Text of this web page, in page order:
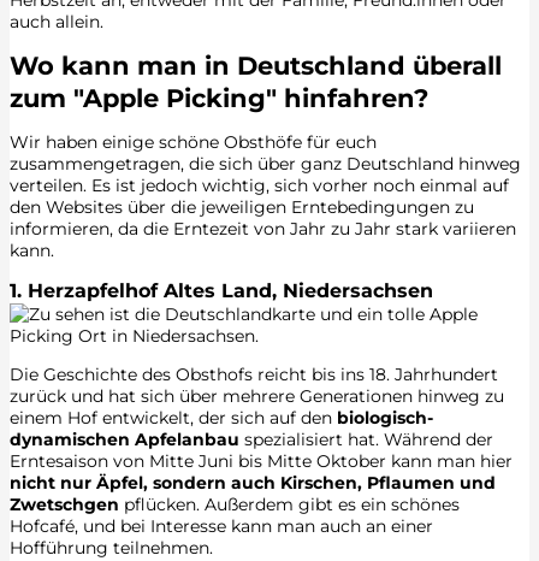
auch allein.
Wo kann man in Deutschland überall
zum "Apple Picking" hinfahren?
Wir haben einige schöne Obsthöfe für euch
zusammengetragen, die sich über ganz Deutschland hinweg
verteilen. Es ist jedoch wichtig, sich vorher noch einmal auf
den Websites über die jeweiligen Erntebedingungen zu
informieren, da die Erntezeit von Jahr zu Jahr stark variieren
kann.
1. Herzapfelhof Altes Land, Niedersachsen
Die Geschichte des Obsthofs reicht bis ins 18. Jahrhundert
zurück und hat sich über mehrere Generationen hinweg zu
einem Hof entwickelt, der sich auf den biologisch-
dynamischen Apfelanbau spezialisiert hat. Während der
Erntesaison von Mitte Juni bis Mitte Oktober kann man hier
nicht nur Äpfel, sondern auch Kirschen, Pflaumen und
Zwetschgen pflücken. Außerdem gibt es ein schönes
Hofcafé, und bei Interesse kann man auch an einer
Hofführung teilnehmen.